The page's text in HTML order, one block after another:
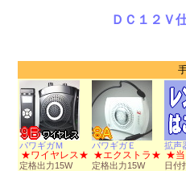
ＤＣ１２Ｖ
パワギガＭ
★ワイヤレス★
定格出力15W
パワギガＥ
★エクストラ★
定格出力15W
拡声
★当
日付